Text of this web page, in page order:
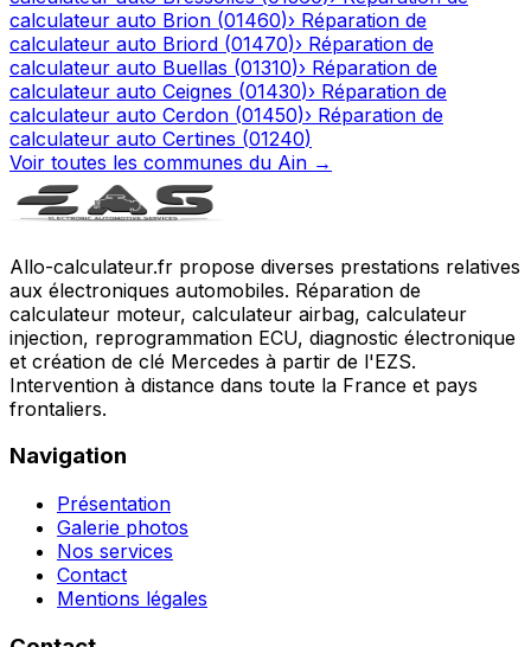
calculateur auto Brion (01460)› Réparation de
calculateur auto Briord (01470)› Réparation de
calculateur auto Buellas (01310)› Réparation de
calculateur auto Ceignes (01430)› Réparation de
calculateur auto Cerdon (01450)› Réparation de
calculateur auto Certines (01240)
Voir toutes les communes du Ain →
Allo-calculateur.fr propose diverses prestations relatives
aux électroniques automobiles. Réparation de
calculateur moteur, calculateur airbag, calculateur
injection, reprogrammation ECU, diagnostic électronique
et création de clé Mercedes à partir de l'EZS.
Intervention à distance dans toute la France et pays
frontaliers.
Navigation
Présentation
Galerie photos
Nos services
Contact
Mentions légales